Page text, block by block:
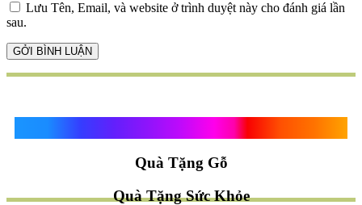
Lưu Tên, Email, và website ở trình duyệt này cho đánh giá lần
sau.
Quà Tặng Gỗ
Quà Tặng Sức Khỏe